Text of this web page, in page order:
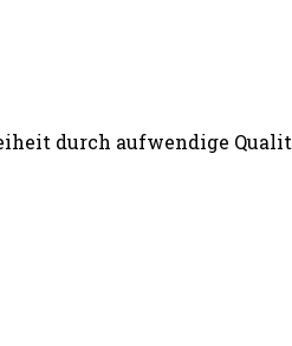
durch aufwendige